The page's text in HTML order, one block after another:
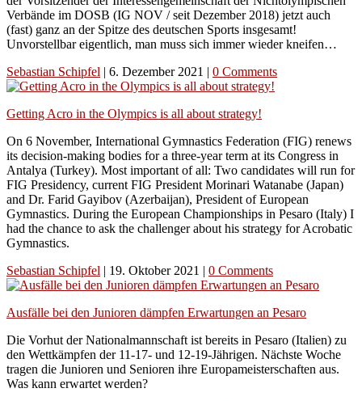
Verbände im DOSB (IG NOV / seit Dezember 2018) jetzt auch
(fast) ganz an der Spitze des deutschen Sports insgesamt!
Unvorstellbar eigentlich, man muss sich immer wieder kneifen…
Sebastian Schipfel | 6. Dezember 2021 | 0 Comments
Getting Acro in the Olympics is all about strategy!
On 6 November, International Gymnastics Federation (FIG) renews
its decision-making bodies for a three-year term at its Congress in
Antalya (Turkey). Most important of all: Two candidates will run for
FIG Presidency, current FIG President Morinari Watanabe (Japan)
and Dr. Farid Gayibov (Azerbaijan), President of European
Gymnastics. During the European Championships in Pesaro (Italy) I
had the chance to ask the challenger about his strategy for Acrobatic
Gymnastics.
Sebastian Schipfel | 19. Oktober 2021 | 0 Comments
Ausfälle bei den Junioren dämpfen Erwartungen an Pesaro
Die Vorhut der Nationalmannschaft ist bereits in Pesaro (Italien) zu
den Wettkämpfen der 11-17- und 12-19-Jährigen. Nächste Woche
tragen die Junioren und Senioren ihre Europameisterschaften aus.
Was kann erwartet werden?